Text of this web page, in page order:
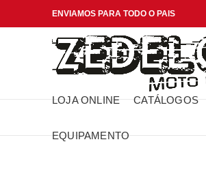
ENVIAMOS PARA TODO O PAIS
LOJA ONLINE CATÁLOGOS
EQUIPAMENTO